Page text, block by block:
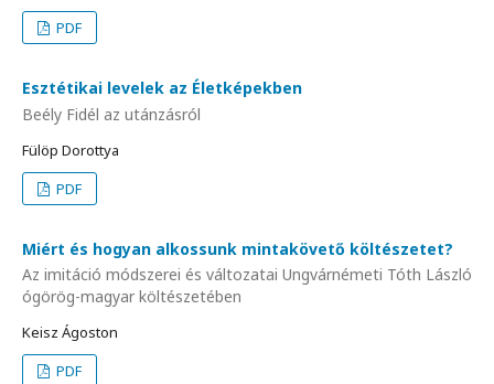
PDF
Esztétikai levelek az Életképekben
Beély Fidél az utánzásról
Fülöp Dorottya
PDF
Miért és hogyan alkossunk mintakövető költészetet?
Az imitáció módszerei és változatai Ungvárnémeti Tóth László
ógörög-magyar költészetében
Keisz Ágoston
PDF